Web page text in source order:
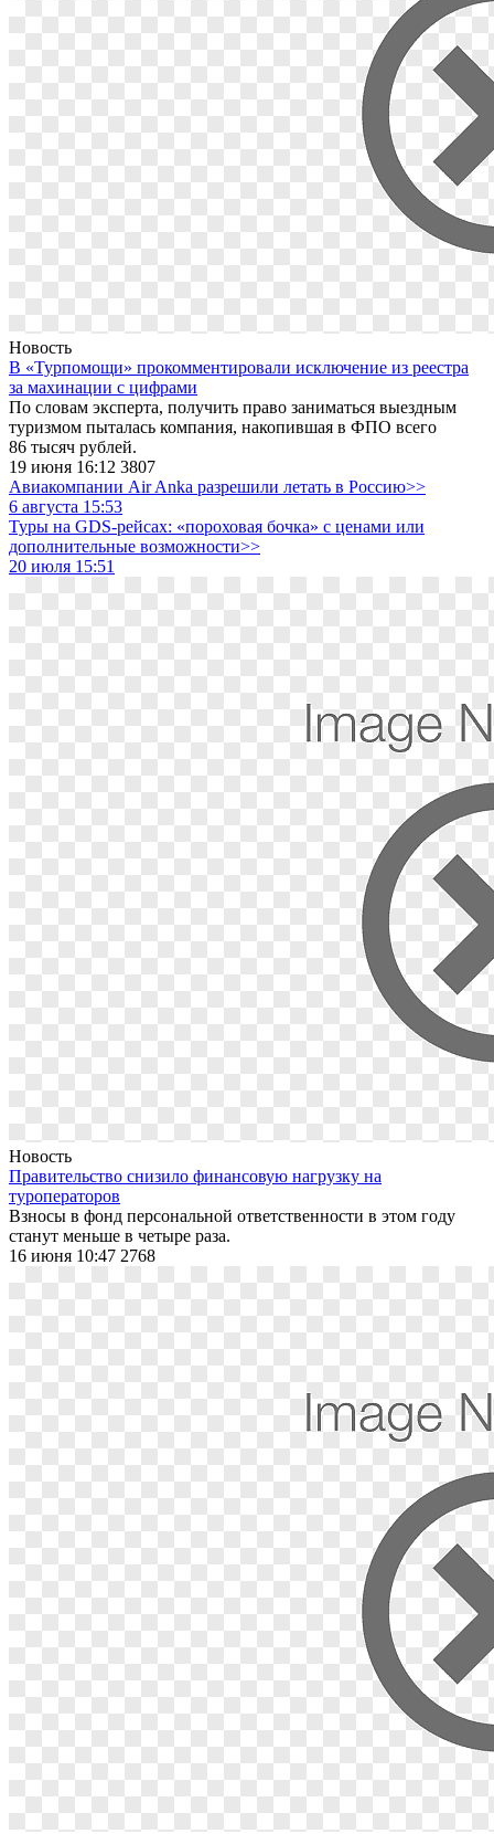
Новость
В «Турпомощи» прокомментировали исключение из реестра
за махинации с цифрами
По словам эксперта, получить право заниматься выездным
туризмом пыталась компания, накопившая в ФПО всего
86 тысяч рублей.
19 июня 16:12 3807
Авиакомпании Air Anka разрешили летать в Россию>>
6 августа 15:53
Туры на GDS-рейсах: «пороховая бочка» с ценами или
дополнительные возможности>>
20 июля 15:51
Новость
Правительство снизило финансовую нагрузку на
туроператоров
Взносы в фонд персональной ответственности в этом году
станут меньше в четыре раза.
16 июня 10:47 2768